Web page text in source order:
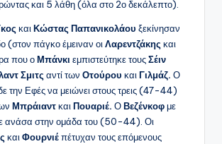
και 5 λάθη (όλα στο 2ο δεκάλεπτο).
και Κώστας Παπανικολάου ξεκίνησαν
(στον πάγκο έμειναν οι Λαρεντζάκης και
που οΜπάνκι εμπιστεύτηκε τουςΣέιν
Σμιτς αντί των Οτούρου και Γιλμάζ. Ο
την Εφές να μειώνει στους τρεις (47-44)
Μπράιαντκαι Πουαριέ. ΟΒεζένκοφμε
ανάσα στην ομάδα του (50-44). Οι
και Φουρνιέπέτυχαν τους επόμενους